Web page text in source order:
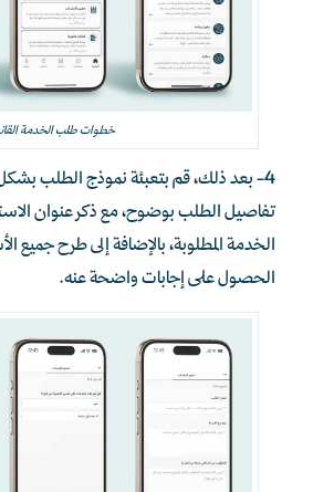
خطوات طلب الخدمة
4- بعد ذلك، قم بتعبئة نموذج الطلب
تفاصيل الطلب بوضوح، مع ذكر عنوان
الخدمة المطلوبة، بالإضافة إلى طرح جميع
الحصول على إجابات واضحة عنه.